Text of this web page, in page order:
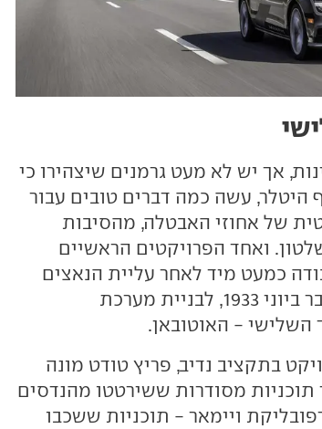
אך יש לא מעט גרמנים שיצהירו כי
היטלר, עשה כמה דברים טובים עבור
של אחוזי האבטלה, מהסיבות
ואחד הפרויקטים הראשיים
כמעט מיד לאחר עליית הנאצים
לשלטון, היה חוק שהועבר ביוני 1933, לבניית מערכת
השלישי - האוטובאן.
בתקציב נדיב, פריץ טודט מונה
מסודרות ששירטטו מהנדסים
ויימאר - תוכניות ששכבו